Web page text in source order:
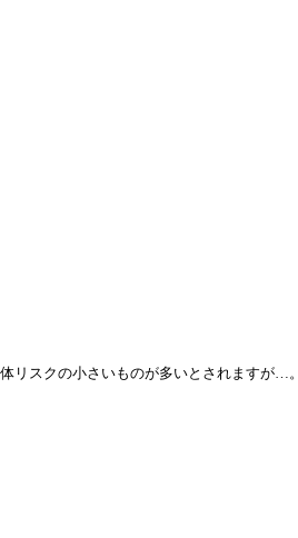
リスクの小さいものが多いとされますが…